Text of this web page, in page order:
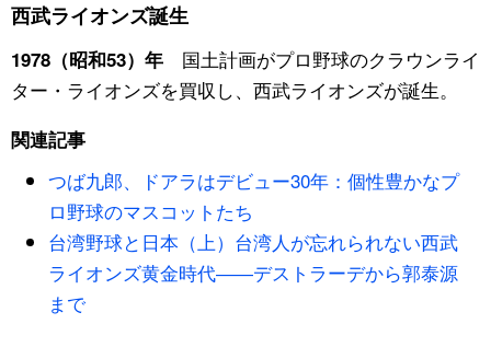
西武ライオンズ誕生
1978（昭和53）年国土計画がプロ野球のクラウンライ
ター・ライオンズを買収し、西武ライオンズが誕生。
関連記事
つば九郎、ドアラはデビュー30年：個性豊かなプ
ロ野球のマスコットたち
台湾野球と日本（上）台湾人が忘れられない西武
ライオンズ黄金時代――デストラーデから郭泰源
まで